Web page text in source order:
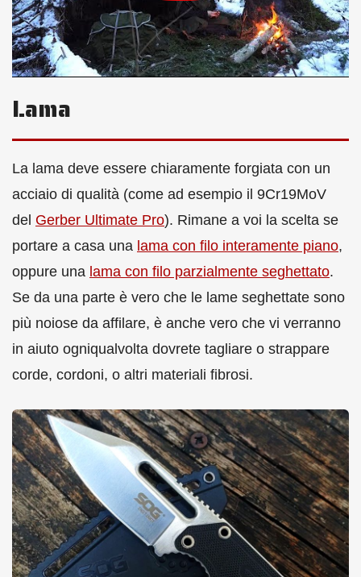
Lama
La lama deve essere chiaramente forgiata con un
acciaio di qualità (come ad esempio il 9Cr19MoV
del Gerber Ultimate Pro). Rimane a voi la scelta se
portare a casa una lama con filo interamente piano,
oppure una lama con filo parzialmente seghettato.
Se da una parte è vero che le lame seghettate sono
più noiose da affilare, è anche vero che vi verranno
in aiuto ogniqualvolta dovrete tagliare o strappare
corde, cordoni, o altri materiali fibrosi.